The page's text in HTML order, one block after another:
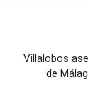
Villalobos
de